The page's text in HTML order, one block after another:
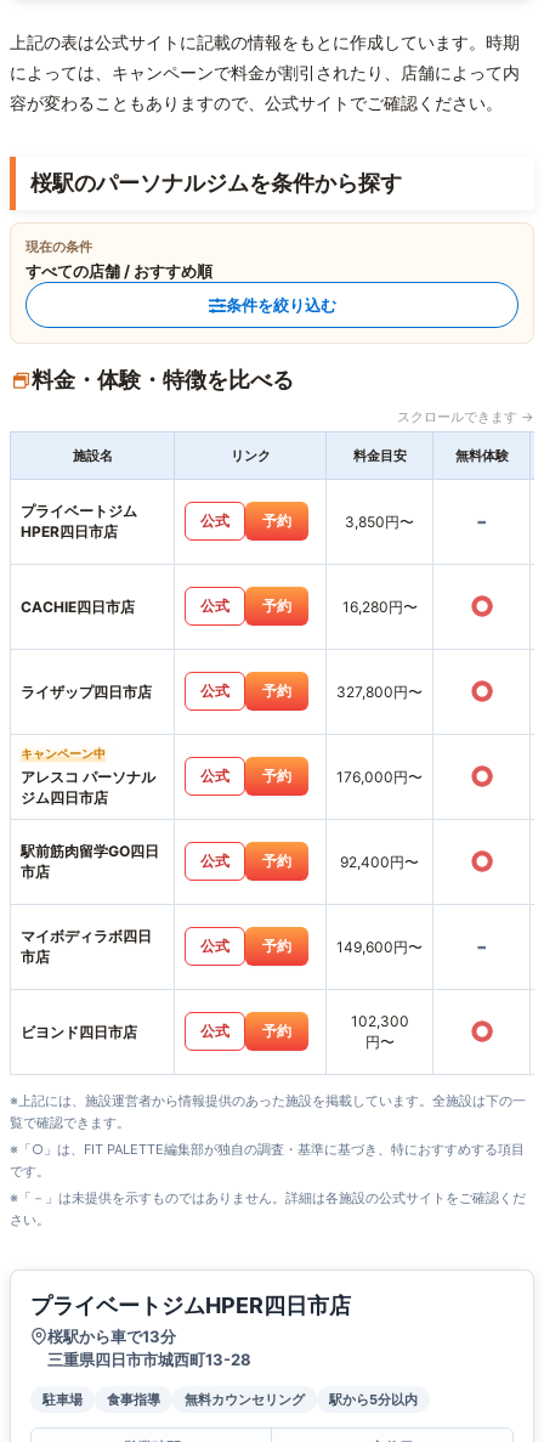
上記の表は公式サイトに記載の情報をもとに作成しています。時期
によっては、キャンペーンで料金が割引されたり、店舗によって内
容が変わることもありますので、公式サイトでご確認ください。
桜駅のパーソナルジムを条件から探す
現在の条件
すべての店舗 / おすすめ順
条件を絞り込む
料金・体験・特徴を比べる
スクロールできます →
施設名 リンク 料金目安 無料体験
プライベートジム
HPER四日市店
公式 予約 3,850円〜 -
CACHIE四日市店 公式 予約 16,280円〜 ○
ライザップ四日市店 公式 予約 327,800円〜 ○
キャンペーン中
アレスコ パーソナル
ジム四日市店
公式 予約 176,000円〜 ○
駅前筋肉留学GO四日
市店
公式 予約 92,400円〜 ○
マイボディラボ四日
市店
公式 予約 149,600円〜 -
ビヨンド四日市店 公式 予約
102,300
円〜
○
※上記には、施設運営者から情報提供のあった施設を掲載しています。全施設は下の一
覧で確認できます。
※「○」は、FIT PALETTE編集部が独自の調査・基準に基づき、特におすすめする項目
です。
※「－」は未提供を示すものではありません。詳細は各施設の公式サイトをご確認くだ
さい。
プライベートジムHPER四日市店
桜駅から車で13分
三重県四日市市城西町13-28
駐車場 食事指導 無料カウンセリング 駅から5分以内